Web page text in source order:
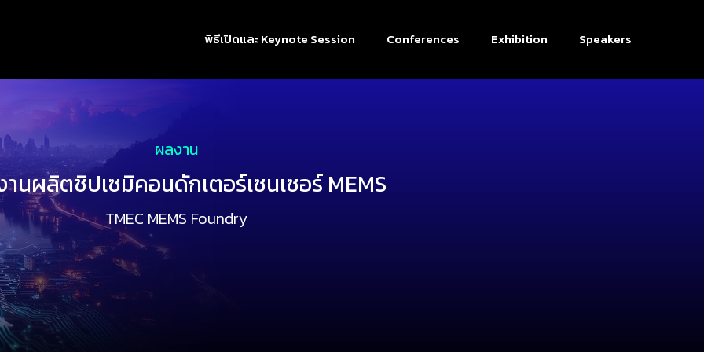
พิธีเปิดและ Keynote Session Conferences Exhibition Speakers
ผลงาน
านผลิตชิปเซมิคอนดักเตอร์เซนเซอร์ MEMS
TMEC MEMS Foundry